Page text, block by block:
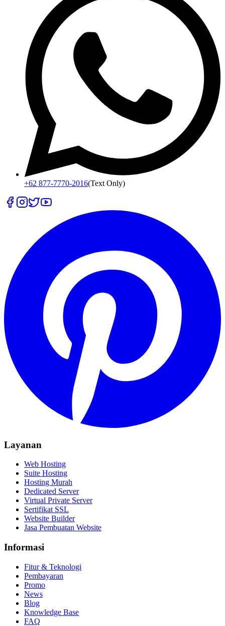
+62 877-7770-2016(Text Only)
Layanan
Web Hosting
Suite Hosting
Hosting Murah
Dedicated Server
Virtual Private Server
Sertifikat SSL
Website Builder
Jasa Pembuatan Website
Informasi
Fitur & Teknologi
Pembayaran
Promo
News
Blog
Knowledge Base
FAQ